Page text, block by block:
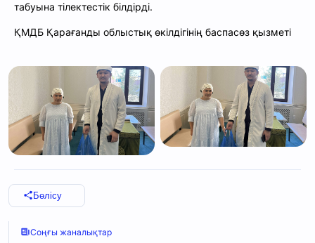
табуына тілектестік білдірді.
ҚМДБ Қарағанды облыстық өкілдігінің баспасөз қызметі
Бөлісу
Соңғы жаналықтар